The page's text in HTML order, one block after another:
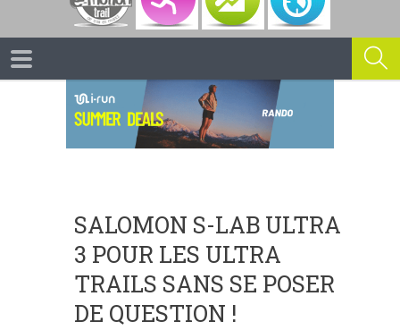
SALOMON S-LAB ULTRA
3 POUR LES ULTRA
TRAILS SANS SE POSER
DE QUESTION !